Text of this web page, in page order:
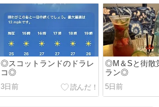
◎スコットランドのドラレ
コ◎
3日前
◎M＆Sと街散
ラン◎
5日前